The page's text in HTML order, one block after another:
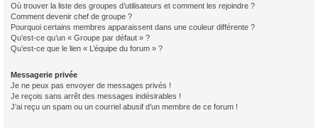
Où trouver la liste des groupes d’utilisateurs et comment les rejoindre ?
Comment devenir chef de groupe ?
Pourquoi certains membres apparaissent dans une couleur différente ?
Qu’est-ce qu’un « Groupe par défaut » ?
Qu’est-ce que le lien « L’équipe du forum » ?
Messagerie privée
Je ne peux pas envoyer de messages privés !
Je reçois sans arrêt des messages indésirables !
J’ai reçu un spam ou un courriel abusif d’un membre de ce forum !